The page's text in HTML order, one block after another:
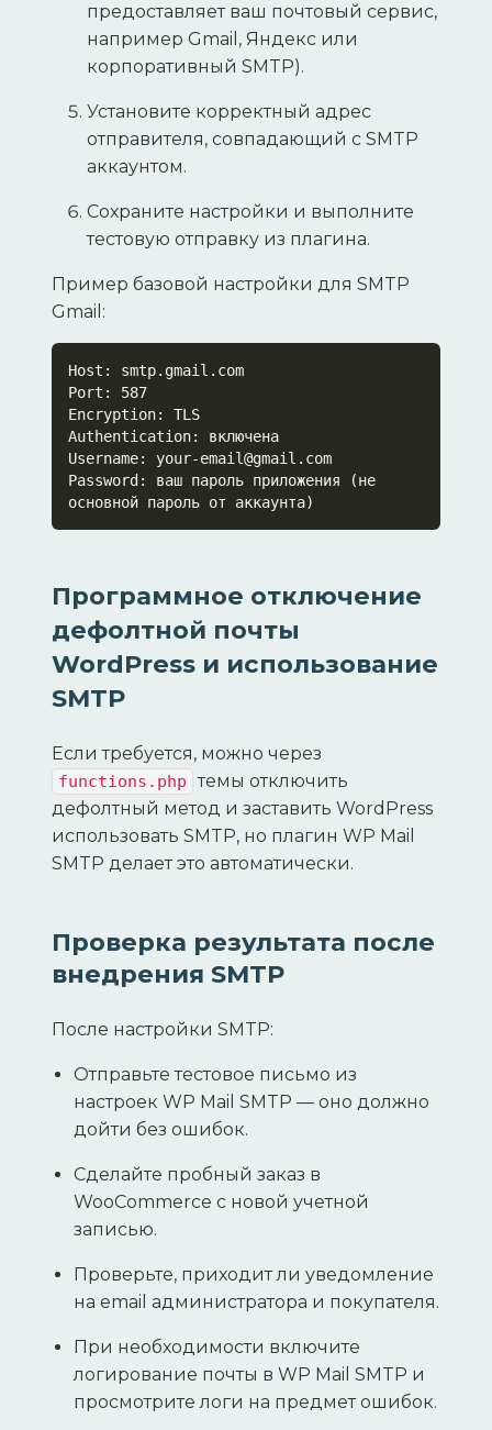
предоставляет ваш почтовый сервис,
например Gmail, Яндекс или
корпоративный SMTP).
Установите корректный адрес
отправителя, совпадающий с SMTP
аккаунтом.
Сохраните настройки и выполните
тестовую отправку из плагина.
Пример базовой настройки для SMTP
Gmail:
Host: smtp.gmail.com
Port: 587
Encryption: TLS
Authentication: включена
Username: your-email@gmail.com
Password: ваш пароль приложения (не
основной пароль от аккаунта)
Программное отключение
дефолтной почты
WordPress и использование
SMTP
Если требуется, можно через
functions.php темы отключить
дефолтный метод и заставить WordPress
использовать SMTP, но плагин WP Mail
SMTP делает это автоматически.
Проверка результата после
внедрения SMTP
После настройки SMTP:
Отправьте тестовое письмо из
настроек WP Mail SMTP — оно должно
дойти без ошибок.
Сделайте пробный заказ в
WooCommerce с новой учетной
записью.
Проверьте, приходит ли уведомление
на email администратора и покупателя.
При необходимости включите
логирование почты в WP Mail SMTP и
просмотрите логи на предмет ошибок.